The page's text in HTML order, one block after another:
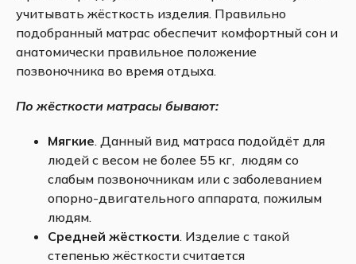
учитывать жёсткость изделия. Правильно
подобранный матрас обеспечит комфортный сон и
анатомически правильное положение
позвоночника во время отдыха.
По жёсткости матрасы бывают:
Мягкие. Данный вид матраса подойдёт для
людей с весом не более 55 кг, людям со
слабым позвоночникам или с заболеванием
опорно-двигательного аппарата, пожилым
людям.
Средней жёсткости. Изделие с такой
степенью жёсткости считается